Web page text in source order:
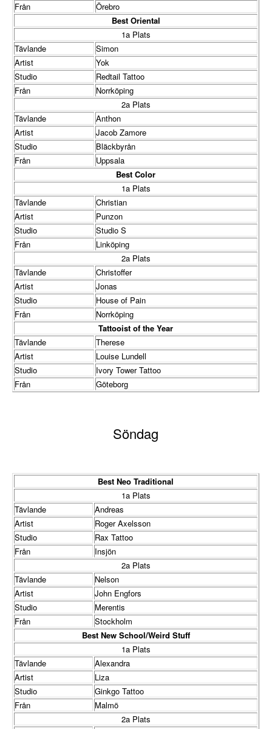
Från
Örebro
Best Oriental
1a Plats
Tävlande
Simon
Artist
Yok
Studio
Redtail Tattoo
Från
Norrköping
2a Plats
Tävlande
Anthon
Artist
Jacob Zamore
Studio
Bläckbyrån
Från
Uppsala
Best Color
1a Plats
Tävlande
Christian
Artist
Punzon
Studio
Studio S
Från
Linköping
2a Plats
Tävlande
Christoffer
Artist
Jonas
Studio
House of Pain
Från
Norrköping
Tattooist of the Year
Tävlande
Therese
Artist
Louise Lundell
Studio
Ivory Tower Tattoo
Från
Göteborg
Söndag
Best Neo Traditional
1a Plats
Tävlande
Andreas
Artist
Roger Axelsson
Studio
Rax Tattoo
Från
Insjön
2a Plats
Tävlande
Nelson
Artist
John Engfors
Studio
Merentis
Från
Stockholm
Best New School/Weird Stuff
1a Plats
Tävlande
Alexandra
Artist
Liza
Studio
Ginkgo Tattoo
Från
Malmö
2a Plats